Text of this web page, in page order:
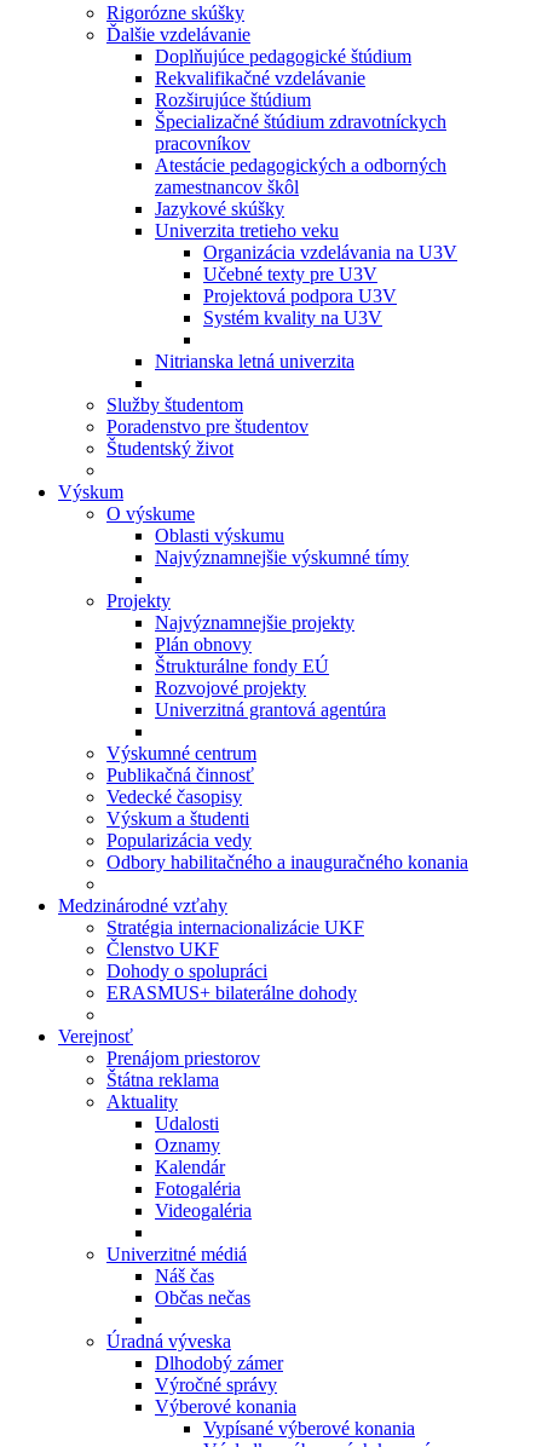
Rigorózne skúšky
Ďalšie vzdelávanie
Doplňujúce pedagogické štúdium
Rekvalifikačné vzdelávanie
Rozširujúce štúdium
Špecializačné štúdium zdravotníckych
pracovníkov
Atestácie pedagogických a odborných
zamestnancov škôl
Jazykové skúšky
Univerzita tretieho veku
Organizácia vzdelávania na U3V
Učebné texty pre U3V
Projektová podpora U3V
Systém kvality na U3V
Nitrianska letná univerzita
Služby študentom
Poradenstvo pre študentov
Študentský život
Výskum
O výskume
Oblasti výskumu
Najvýznamnejšie výskumné tímy
Projekty
Najvýznamnejšie projekty
Plán obnovy
Štrukturálne fondy EÚ
Rozvojové projekty
Univerzitná grantová agentúra
Výskumné centrum
Publikačná činnosť
Vedecké časopisy
Výskum a študenti
Popularizácia vedy
Odbory habilitačného a inauguračného konania
Medzinárodné vzťahy
Stratégia internacionalizácie UKF
Členstvo UKF
Dohody o spolupráci
ERASMUS+ bilaterálne dohody
Verejnosť
Prenájom priestorov
Štátna reklama
Aktuality
Udalosti
Oznamy
Kalendár
Fotogaléria
Videogaléria
Univerzitné médiá
Náš čas
Občas nečas
Úradná výveska
Dlhodobý zámer
Výročné správy
Výberové konania
Vypísané výberové konania